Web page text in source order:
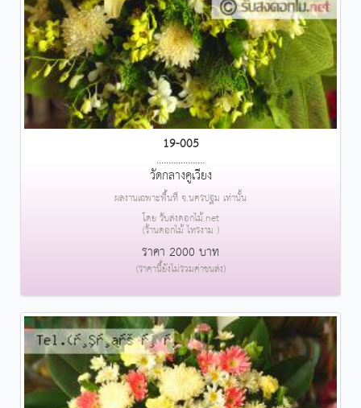
19-005
....................
วัดกลางคูเวียง
ผลงานเฉพาะพื้นที่ จ.นครปฐม เท่านั้น
โดย รับส่งดอกไม้.net
(ร้านดอกไม้ ไทรงาม )
ราคา 2000 บาท
(ราคานี้ยังไม่รวมค่าขนส่ง)